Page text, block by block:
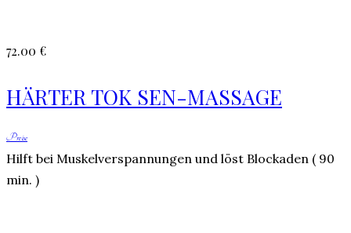
72.00 €
HÄRTER TOK SEN-MASSAGE
Preise
Hilft bei Muskelverspannungen und löst Blockaden ( 90
min. )